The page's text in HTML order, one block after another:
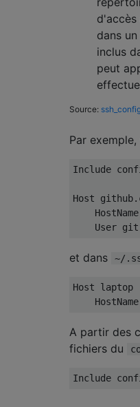
dans
inclus
peut
Source:
Par
Include
Host
et dans ~/
Host laptop
A partir des
fichiers du